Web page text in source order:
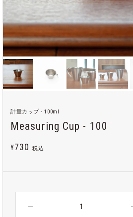
計量カップ - 100ml
Measuring Cup - 100
¥730 税込